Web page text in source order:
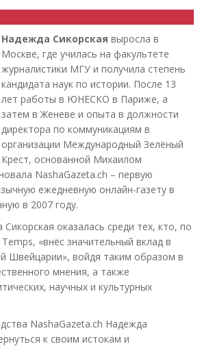
Надежда Сикорская выросла в
Москве, где училась на факультете
журналистики МГУ и получила степень
кандидата наук по истории. После 13
лет работы в ЮНЕСКО в Париже, а
затем в Женеве и опыта в должности
директора по коммуникациям в
организации Международный Зелёный
Крест, основанной Михаилом
NashaGazeta.ch – первую
ежедневную онлайн-газету в
в 2007 году.
оказалась среди тех, кто, по
«внёс значительный вклад в
Швейцарии», войдя таким образом в
мнения, а также
научных и культурных
NashaGazeta.ch Надежда
к своим истокам и